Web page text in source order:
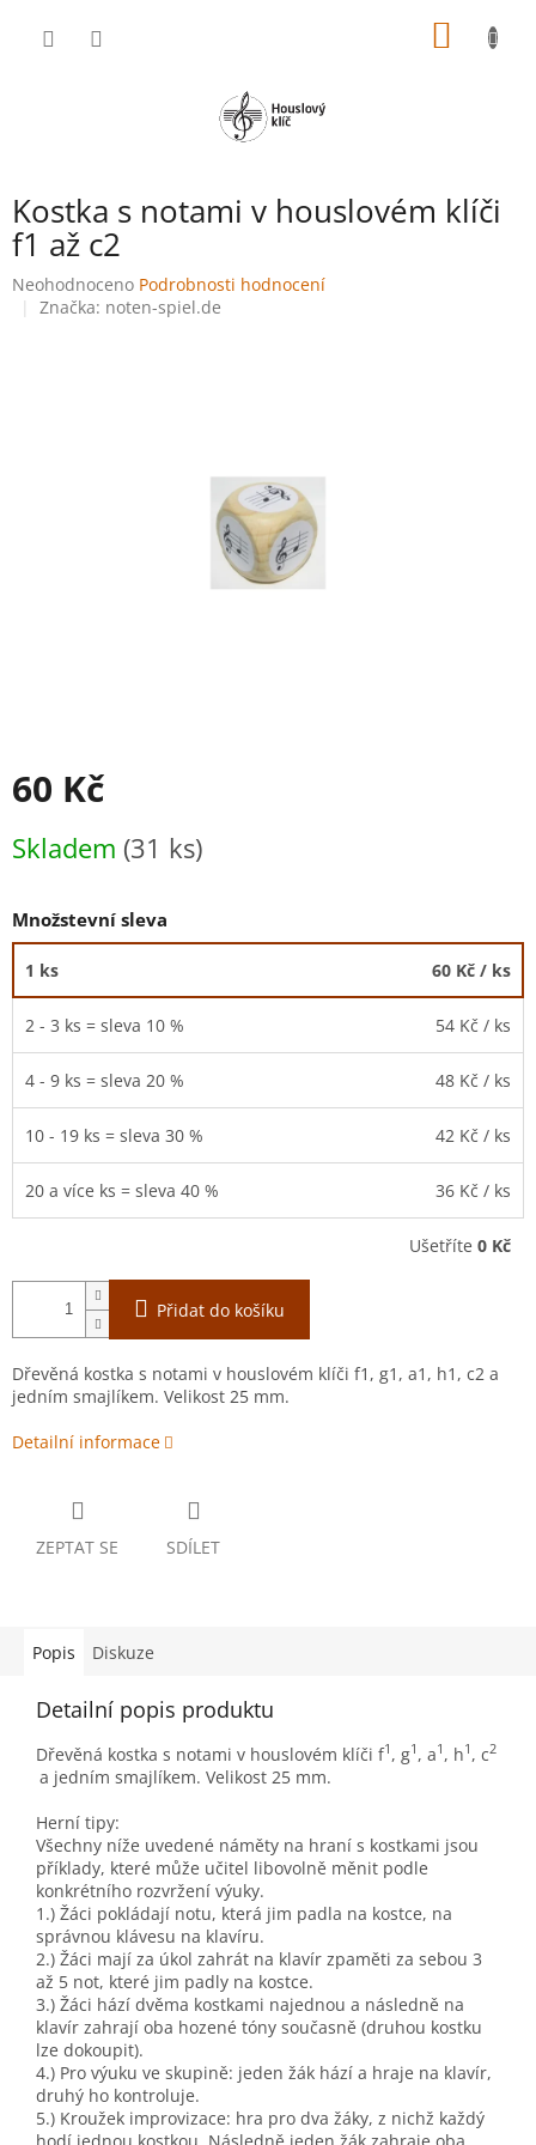
Kostka s notami v houslovém klíči
f1 až c2
Průměrné
hodnocení
Neohodnoceno Podrobnosti hodnocení
Značka: noten-spiel.de
60 Kč
cena:
Skladem (31 ks)
Množstevní sleva
1 ks 60 Kč / ks
2 - 3 ks = sleva 10 % 54 Kč / ks
4 - 9 ks = sleva 20 % 48 Kč / ks
10 - 19 ks = sleva 30 % 42 Kč / ks
20 a více ks = sleva 40 % 36 Kč / ks
Ušetříte 0 Kč
Přidat do košíku
Dřevěná kostka s notami v houslovém klíči f1, g1, a1, h1, c2 a
jedním smajlíkem. Velikost 25 mm.
Detailní informace
ZEPTAT SE SDÍLET
Popis Diskuze
Detailní popis produktu
Dřevěná kostka s notami v houslovém klíči f1 , g1 , a1 , h1 , c2
a jedním smajlíkem. Velikost 25 mm.
Herní tipy:
Všechny níže uvedené náměty na hraní s kostkami jsou
příklady, které může učitel libovolně měnit podle
konkrétního rozvržení výuky.
1.) Žáci pokládají notu, která jim padla na kostce, na
správnou klávesu na klavíru.
2.) Žáci mají za úkol zahrát na klavír zpaměti za sebou 3
až 5 not, které jim padly na kostce.
3.) Žáci hází dvěma kostkami najednou a následně na
klavír zahrají oba hozené tóny současně (druhou kostku
lze dokoupit).
4.) Pro výuku ve skupině: jeden žák hází a hraje na klavír,
druhý ho kontroluje.
5.) Kroužek improvizace: hra pro dva žáky, z nichž každý
hodí jednou kostkou. Následně jeden žák zahraje oba